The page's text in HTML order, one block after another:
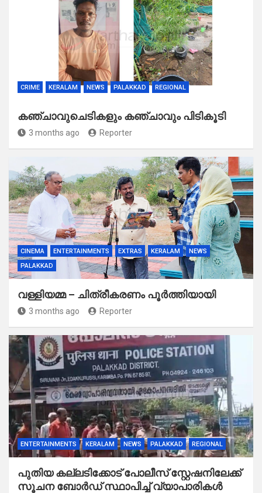
CRIME KERALAM NEWS PALAKKAD REGIONAL
കഞ്ചാവുചെടികളും കഞ്ചാവും പിടികൂടി
3 months ago Reporter
CINEMA ENTERTAINMENTS EXTRAS KERALAM
NEWS
PALAKKAD
വള്ളിയമ്മ – ചിത്രീകരണം പൂർത്തിയായി
3 months ago Reporter
ENTERTAINMENTS KERALAM NEWS PALAKKAD REGIONAL
പുതിയ കല്ലടിക്കോട് പോലീസ് സ്റ്റേഷനിലേക്ക്
സൂചന ബോർഡ് സ്ഥാപിച്ച് വ്യാപാരികൾ